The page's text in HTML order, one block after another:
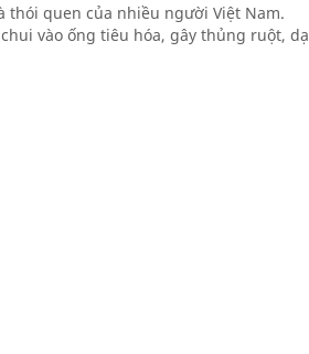
thói quen của nhiều người Việt Nam.
vào ống tiêu hóa, gây thủng ruột, dạ